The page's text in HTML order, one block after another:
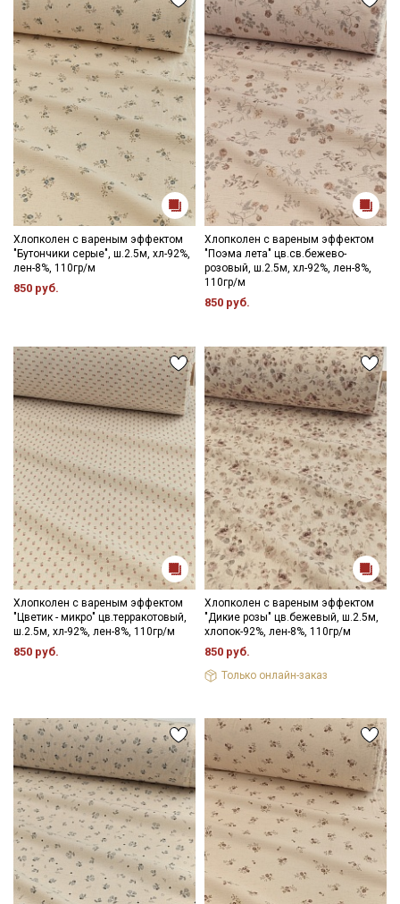
Хлопколен с вареным эффектом
"Бутончики серые", ш.2.5м, хл-92%,
лен-8%, 110гр/м
850 руб.
Хлопколен с вареным эффектом
"Поэма лета" цв.св.бежево-
розовый, ш.2.5м, хл-92%, лен-8%,
110гр/м
850 руб.
Хлопколен с вареным эффектом
"Цветик - микро" цв.терракотовый,
ш.2.5м, хл-92%, лен-8%, 110гр/м
850 руб.
Хлопколен с вареным эффектом
"Дикие розы" цв.бежевый, ш.2.5м,
хлопок-92%, лен-8%, 110гр/м
850 руб.
Только онлайн-заказ